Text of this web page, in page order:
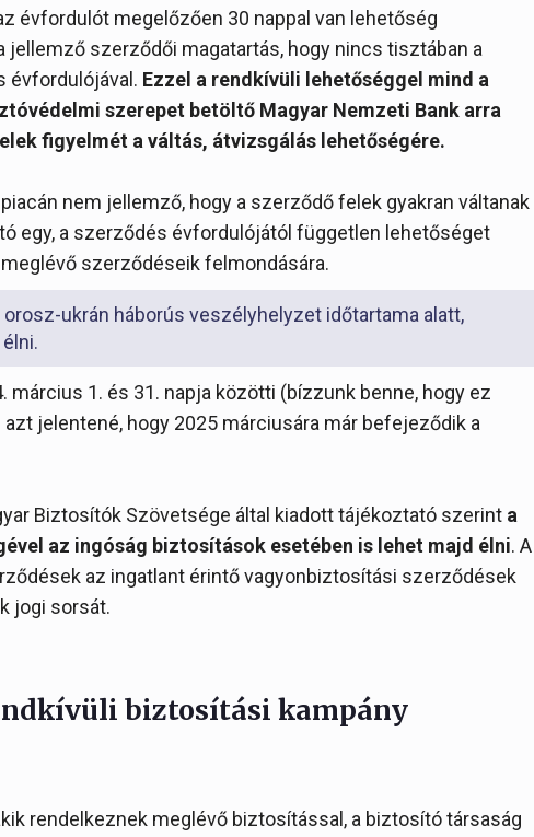
évfordulót megelőzően 30 nappal van lehetőség
jellemző szerződői magatartás, hogy nincs tisztában a
évfordulójával. Ezzel a rendkívüli lehetőséggel mind a
szerepet betöltő Magyar Nemzeti Bank arra
figyelmét a váltás, átvizsgálás lehetőségére.
nem jellemző, hogy a szerződő felek gyakran váltanak
egy, a szerződés évfordulójától független lehetőséget
szerződéseik felmondására.
ukrán háborús veszélyhelyzet időtartama alatt,
1. és 31. napja közötti (bízzunk benne, hogy ez
jelentené, hogy 2025 márciusára már befejeződik a
Biztosítók Szövetsége által kiadott tájékoztató szerint a
az ingóság biztosítások esetében is lehet majd élni. A
az ingatlant érintő vagyonbiztosítási szerződések
jogi sorsát.
biztosítási kampány
rendelkeznek meglévő biztosítással, a biztosító társaság